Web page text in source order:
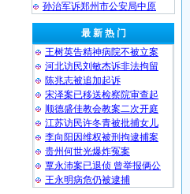
孙治军诉郑州市公安局中原
最 新 热 门
王树英告精神病院不被立案
河北访民刘敏杰诉非法拘留
陈兆志被追加起诉
宋泽案已移送检察院审查起
顺德盛佳教会教案二次开庭
江苏访民许冬青被批捕女儿
李向阳因维权被刑拘逮捕案
贵州何世光爆炸冤案
覃永沛案已退侦 曾举报俩公
王永明病危仍被逮捕